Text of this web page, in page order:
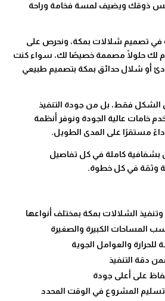
ذوقك ويضيف لمسة فخامة وراحة
في تصميم شلالات بمكة، ونحرص على
لك حلولًا مصممة خصيصًا لك، سواء كنت
أو شلال حدائق بمكة بتصميم طبيعي
الشكل فقط، بل من جودة التنفيذ
خامات عالية الجودة ونوفر أنظمة
مستقرًا على المدى الطويل.
بشفافية كاملة في كل تفاصيل
وثقة في كل خطوة.
الشلالات بمكة بمختلف أنواعها
المساحات الكبيرة والصغيرة
والعوامل الجوية
دقة التنفيذ
على أعلى جودة
وتسليم المشروع في الوقت المحدد